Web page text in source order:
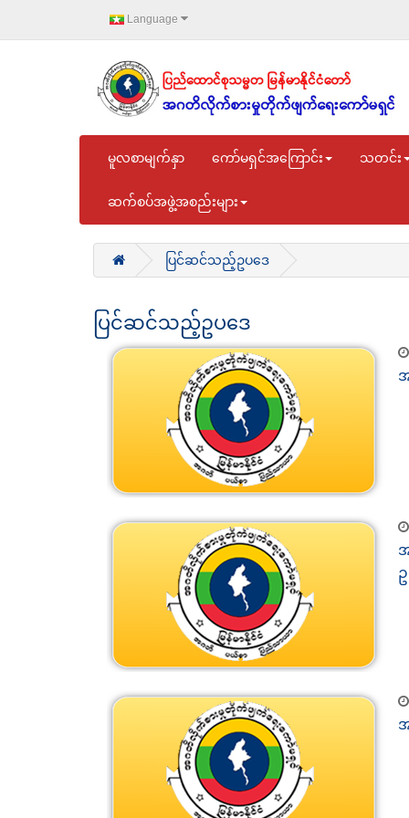
Language
မူလစာမျက်နှာ ကော်မရှင်အကြောင်း သတင်း
ဆက်စပ်အဖွဲ့အစည်းများ
ပြင်ဆင်သည့်ဥပဒေ
ပြင်ဆင်သည့်ဥပဒေ